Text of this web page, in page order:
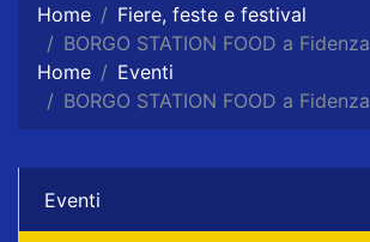
Home
Fiere, feste e festival
BORGO STATION FOOD a Fidenza
Home
Eventi
BORGO STATION FOOD a Fidenza
Eventi